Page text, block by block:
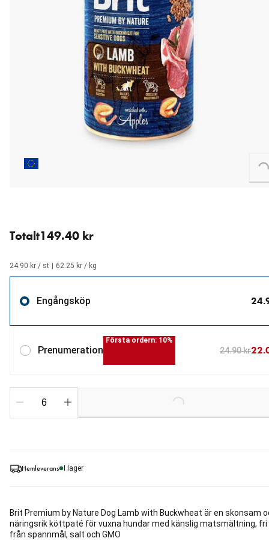
Loading...
Hemleverans I lager
Brit Premium by Nature Dog Lamb with Buckwheat är en skonsam
näringsrik köttpaté för vuxna hundar med känslig matsmältning, fri
från spannmål, salt och GMO
Totalt149.40 kr
24.90 kr / st 62.25 kr / kg
Engångsköp
Prenumeration
Första ordern: 10%
24.90 kr
Loading...